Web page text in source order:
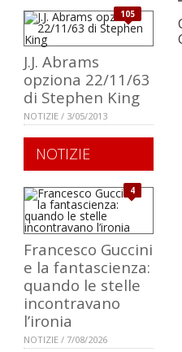
105
J.J. Abrams
opziona 22/11/63
di Stephen King
NOTIZIE / 3/05/2013
NOTIZIE
4
Francesco Guccini
e la fantascienza:
quando le stelle
incontravano
l’ironia
NOTIZIE / 7/08/2026